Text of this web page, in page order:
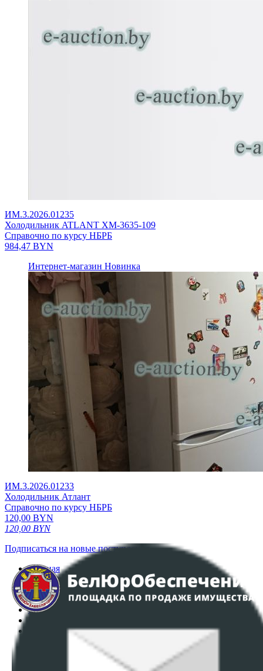
ИМ.3.2026.01235
Холодильник ATLANT ХМ-3635-109
Справочно по курсу НБРБ
984,47 BYN
Интернет-магазин Новинка
ИМ.3.2026.01233
Холодильник Атлант
Справочно по курсу НБРБ
120,00 BYN
120,00 BYN
Подписаться на новые поступления
Главная
Аукционы
Интернет-магазин
Регламент организации и проведения торгов
Политика в отношении обработки персональных
ПОЛОЖЕНИЕ О ПОЛИТИКЕ ОБРАБОТКИ COOKIE-